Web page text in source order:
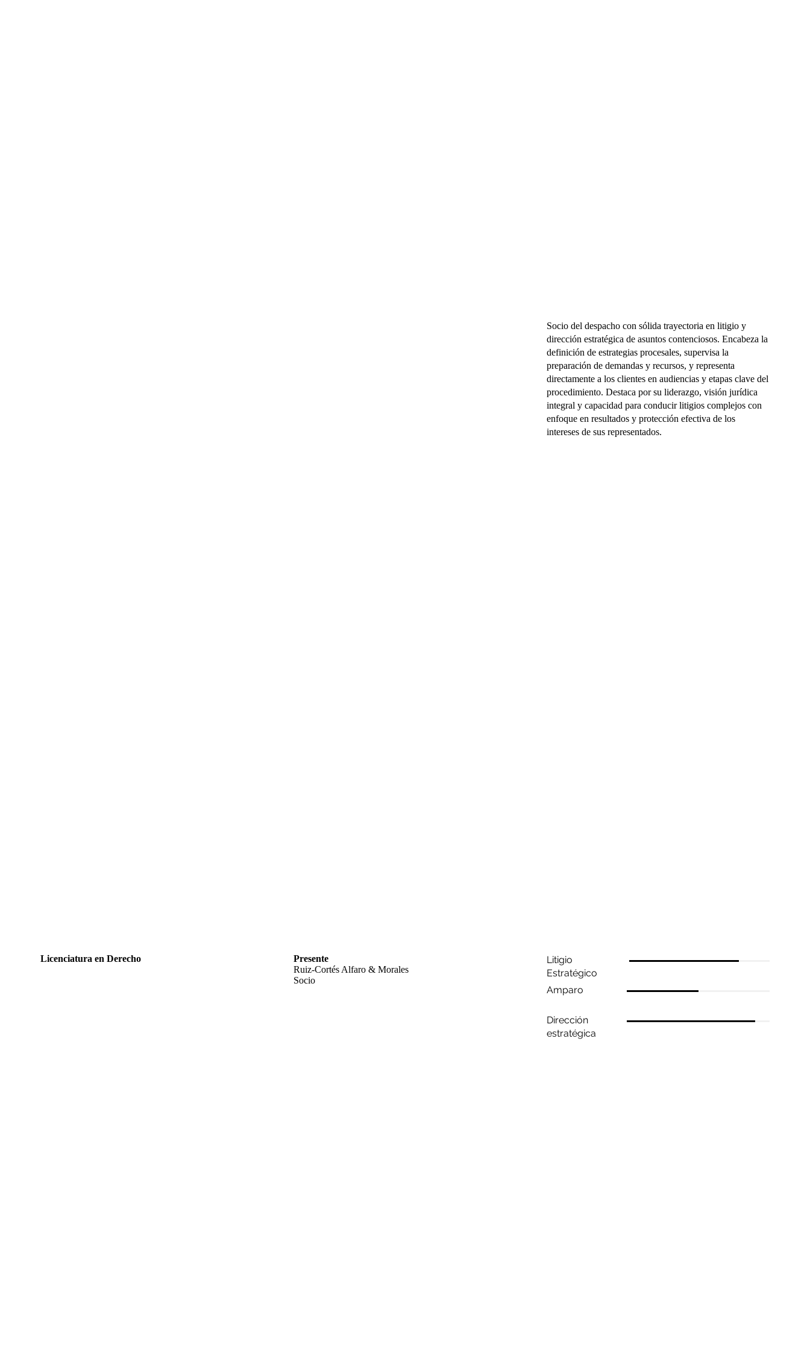
Socio del despacho con sólida trayectoria en litigio y
dirección estratégica de asuntos contenciosos. Encabeza la
definición de estrategias procesales, supervisa la
preparación de demandas y recursos, y representa
directamente a los clientes en audiencias y etapas clave del
procedimiento. Destaca por su liderazgo, visión jurídica
integral y capacidad para conducir litigios complejos con
enfoque en resultados y protección efectiva de los
intereses de sus representados.
Licenciatura en Derecho
Presente
Ruiz-Cortés Alfaro & Morales
Socio
Litigio
Estratégico
Amparo
Dirección
estratégica